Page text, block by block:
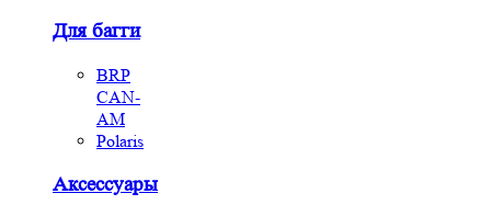
Для багги
BRP
CAN-
AM
Polaris
Аксессуары